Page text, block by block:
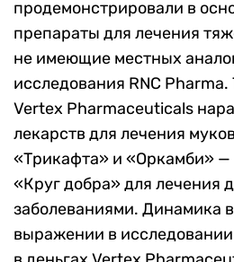
продемонстрировали в
препараты для лечения
не имеющие местных
исследования RNC
Vertex Pharmaceuticals
лекарств для лечения
«Трикафта» и «Оркамби» —
«Круг добра» для лечения
заболеваниями. Динамика
выражении в